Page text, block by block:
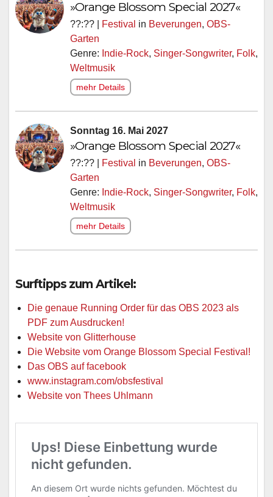
»Orange Blossom Special 2027«
??:?? | Festival in Beverungen, OBS-
Garten
Genre: Indie-Rock, Singer-Songwriter, Folk,
Weltmusik
mehr Details
Sonntag 16. Mai 2027
»Orange Blossom Special 2027«
??:?? | Festival in Beverungen, OBS-
Garten
Genre: Indie-Rock, Singer-Songwriter, Folk,
Weltmusik
mehr Details
Surftipps zum Artikel:
Die genaue Running Order für das OBS 2023 als
PDF zum Ausdrucken!
Website von Glitterhouse
Die Website vom Orange Blossom Special Festival!
Das OBS auf facebook
www.instagram.com/obsfestival
Website von Thees Uhlmann